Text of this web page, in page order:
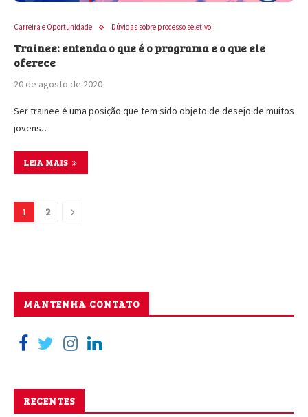
Carreira e Oportunidade Dúvidas sobre processo seletivo
Trainee: entenda o que é o programa e o que ele
oferece
20 de agosto de 2020
Ser trainee é uma posição que tem sido objeto de desejo de muitos
jovens…
LEIA MAIS
1 2
MANTENHA CONTATO
RECENTES